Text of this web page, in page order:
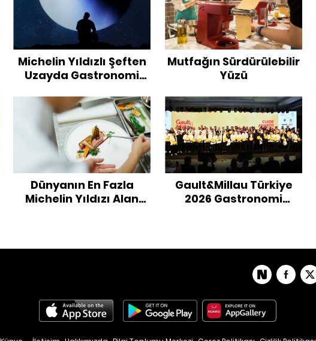
Michelin Yıldızlı Şeften
Uzayda Gastronomi
Mutfağın Sürdürülebilir
Yüzü
Dünyanın En Fazla
Michelin Yıldızı Alan
Gault&Millau Türkiye
2026 Gastronomi